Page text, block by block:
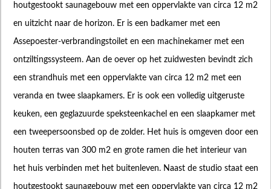
houtgestookt saunagebouw met een oppervlakte van circa 12 m2
en uitzicht naar de horizon. Er is een badkamer met een
Assepoester-verbrandingstoilet en een machinekamer met een
ontziltingssysteem. Aan de oever op het zuidwesten bevindt zich
een strandhuis met een oppervlakte van circa 12 m2 met een
veranda en twee slaapkamers. Er is ook een volledig uitgeruste
keuken, een geglazuurde speksteenkachel en een slaapkamer met
een tweepersoonsbed op de zolder. Het huis is omgeven door een
houten terras van 300 m2 en grote ramen die het interieur van
het huis verbinden met het buitenleven. Naast de studio staat een
houtgestookt saunagebouw met een oppervlakte van circa 12 m2